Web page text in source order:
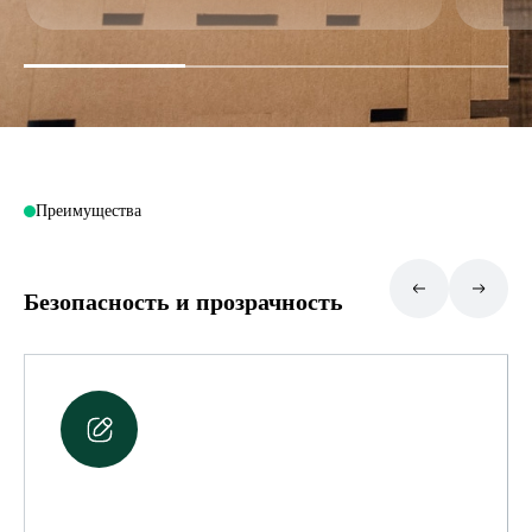
Преимущества
Безопасность и прозрачность